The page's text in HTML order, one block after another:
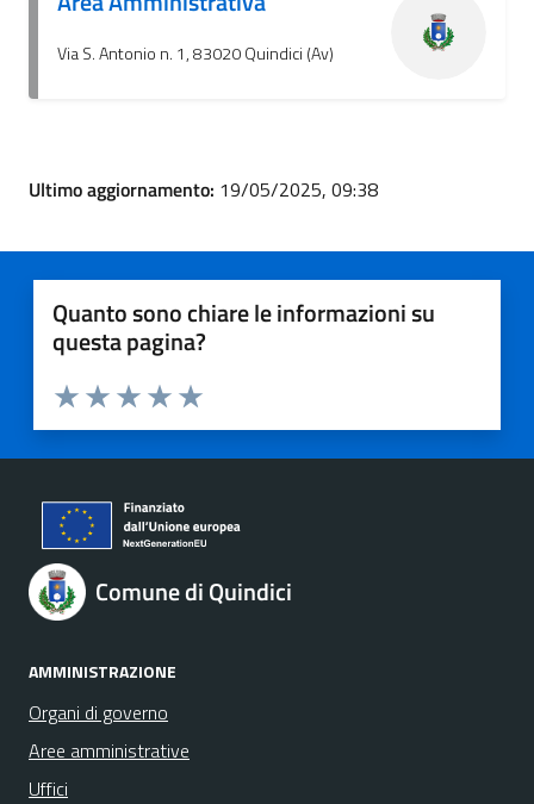
Via S. Antonio n. 1, 83020 Quindici (Av)
Ultimo aggiornamento: 19/05/2025, 09:38
Quanto sono chiare le informazioni su
questa pagina?
Valuta 5 stelle su 5
Valuta 4 stelle su 5
Valuta 3 stelle su 5
Valuta 2 stelle su 5
Valuta 1 stelle su 5
Comune di Quindici
AMMINISTRAZIONE
Organi di governo
Aree amministrative
Uffici